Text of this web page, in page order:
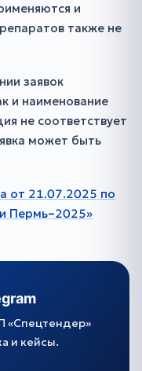
и
также не
заявок
и наименование
не соответствует
может быть
от 21.07.2025 по
Пермь–2025»
«Спецтендер»
и кейсы.